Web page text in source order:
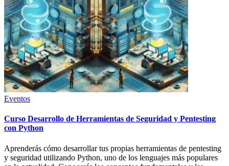
Eventos
Curso Desarrollo de Herramientas de Seguridad y Pentesting
con Python
Aprenderás cómo desarrollar tus propias herramientas de pentesting
y seguridad utilizando Python, uno de los lenguajes más populares